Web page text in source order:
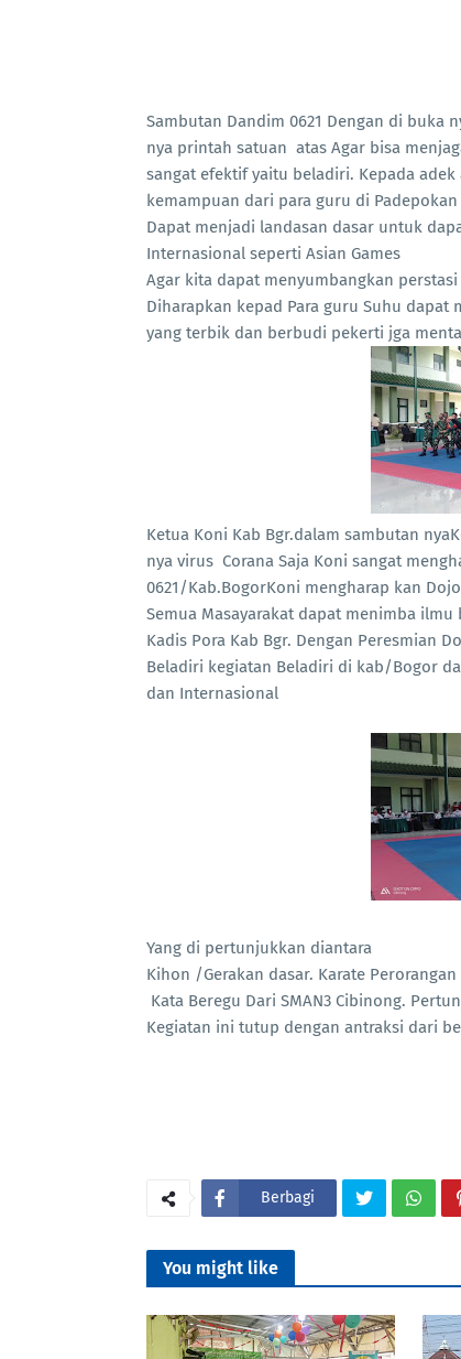
Sambutan Dandim 0621 Dengan di buka
nya printah satuan atas Agar bisa
sangat efektif yaitu beladiri. Kepada
kemampuan dari para guru di
Dapat menjadi landasan dasar untuk
Internasional seperti Asian Games
Agar kita dapat menyumbangkan
Diharapkan kepad Para guru Suhu
yang terbik dan berbudi pekerti jga
Ketua Koni Kab Bgr.dalam sambutan
nya virus Corana Saja Koni sangat
0621/Kab.BogorKoni mengharap kan
Semua Masayarakat dapat menimba
Kadis Pora Kab Bgr. Dengan Peresmian
Beladiri kegiatan Beladiri di kab/Bogor
dan Internasional
Yang di pertunjukkan diantara
Kihon /Gerakan dasar. Karate
Kata Beregu Dari SMAN3 Cibinong.
Kegiatan ini tutup dengan antraksi dari
Berbagi
You might like